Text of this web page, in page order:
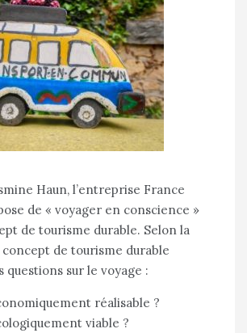
Haun, l’entreprise France
de « voyager en conscience »
de tourisme durable. Selon la
de tourisme durable
questions sur le voyage :
réalisable ?
viable ?